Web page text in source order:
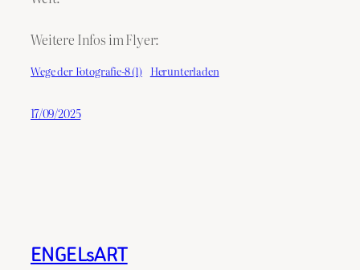
Weitere Infos im Flyer:
Wege der Fotografie-8 (1) Herunterladen
17/09/2025
ENGELsART